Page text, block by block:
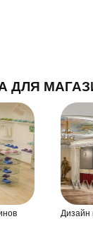
ДЛЯ
Дизайн